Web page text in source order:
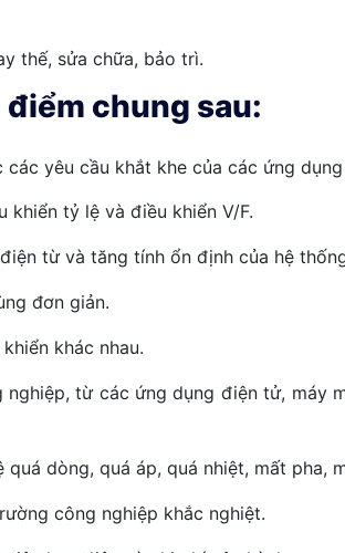
thế, sửa chữa, bảo trì.
chung sau:
yêu cầu khắt khe của các ứng
khiển tỷ lệ và điều khiển V/F.
từ và tăng tính ổn định của hệ
đơn giản.
khác nhau.
từ các ứng dụng điện tử, máy
dòng, quá áp, quá nhiệt, mất pha,
công nghiệp khắc nghiệt.